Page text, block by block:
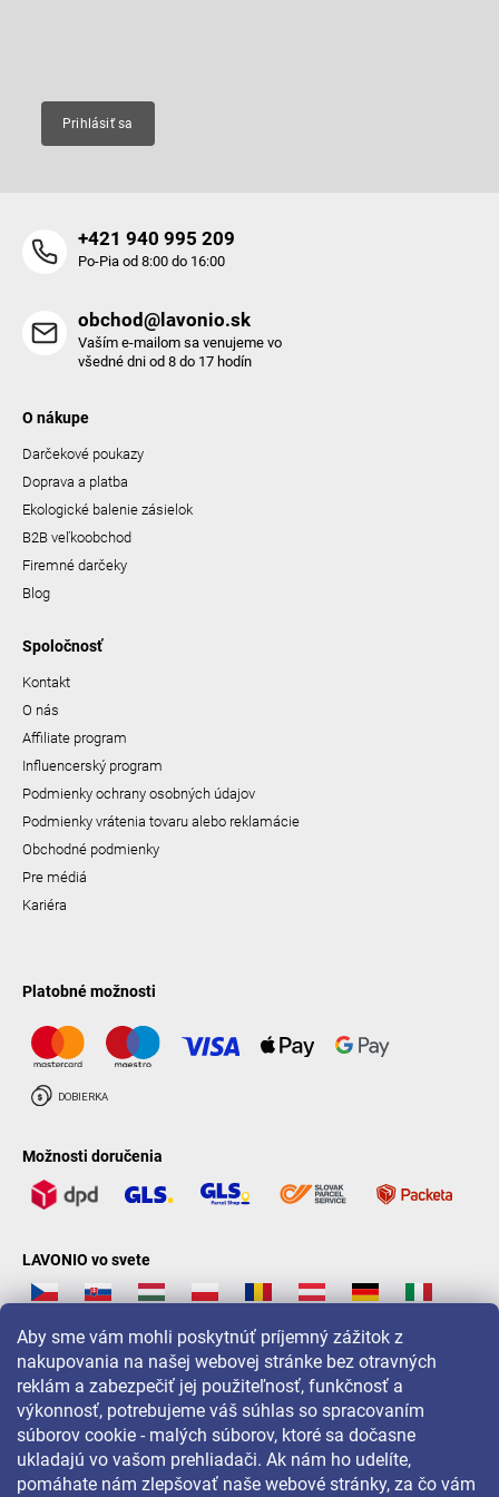
Aby sme vám mohli poskytnúť príjemný zážitok z
nakupovania na našej webovej stránke bez otravných
reklám a zabezpečiť jej použiteľnosť, funkčnosť a
výkonnosť, potrebujeme váš súhlas so spracovaním
súborov cookie - malých súborov, ktoré sa dočasne
ukladajú vo vašom prehliadači. Ak nám ho udelíte,
pomáhate nám zlepšovať naše webové stránky, za čo vám
Prihlásiť sa
+421 940 995 209
Po-Pia od 8:00 do 16:00
obchod@lavonio.sk
Vaším e-mailom sa venujeme vo
všedné dni od 8 do 17 hodín
O nákupe
Darčekové poukazy
Doprava a platba
Ekologické balenie zásielok
B2B veľkoobchod
Firemné darčeky
Blog
Spoločnosť
Kontakt
O nás
Affiliate program
Influencerský program
Podmienky ochrany osobných údajov
Podmienky vrátenia tovaru alebo reklamácie
Obchodné podmienky
Pre médiá
Kariéra
Platobné možnosti
Možnosti doručenia
LAVONIO vo svete
Pre akcie, súťaže a zľavy nás sledujte na: